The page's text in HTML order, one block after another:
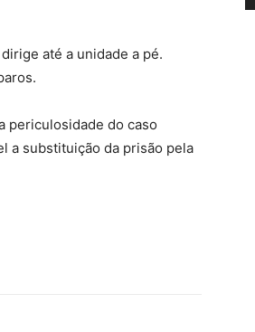
até a unidade a pé.
periculosidade do caso
a substituição da prisão pela